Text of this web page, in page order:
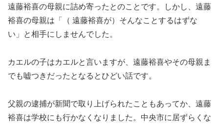
遠藤裕喜の母親に詰め寄ったとのことです。しかし、遠藤
裕喜の母親は「（ 遠藤裕喜が）そんなことするはずな
い」と相手にしませんでした。
カエルの子はカエルと言いますが、遠藤裕喜やその母親ま
でも嘘つきだったとなるとひどい話です。
父親の逮捕が新聞で取り上げられたこともあってか、遠藤
裕喜は学校にも行かなくなりました。中央市に居ずらくな